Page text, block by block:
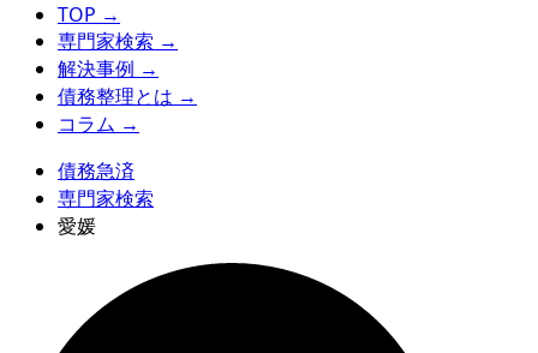
TOP →
専門家検索 →
解決事例 →
債務整理とは →
コラム →
債務急済
専門家検索
愛媛